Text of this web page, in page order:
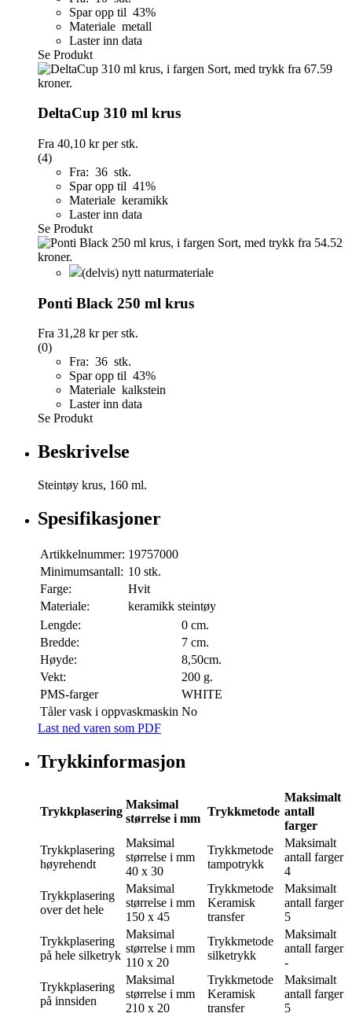
Spar opp til 43%
Materiale metall
Laster inn data
Se Produkt
DeltaCup 310 ml krus
Fra 40,10 krper stk.
(4)
Fra: 36 stk.
Spar opp til 41%
Materiale keramikk
Laster inn data
Se Produkt
(delvis) nytt naturmateriale
Ponti Black 250 ml krus
Fra 31,28 krper stk.
(0)
Fra: 36 stk.
Spar opp til 43%
Materiale kalkstein
Laster inn data
Se Produkt
Beskrivelse
Steintøy krus, 160 ml.
Spesifikasjoner
Artikkelnummer: 19757000
Minimumsantall: 10 stk.
Farge:
Hvit
Materiale:
keramikk steintøy
Lengde:
0 cm.
Bredde:
7 cm.
Høyde:
8,50cm.
Vekt:
200 g.
PMS-farger
WHITE
Tåler vask i oppvaskmaskin No
Last ned varen som PDF
Trykkinformasjon
Trykkplasering
Maksimal
størrelse i mm
Trykkmetode
Maksimalt
antall
farger
Trykkplasering
høyrehendt
Maksimal
størrelse i mm
40 x 30
Trykkmetode
tampotrykk
Maksimalt
antall farger
4
Trykkplasering
over det hele
Maksimal
størrelse i mm
150 x 45
Trykkmetode
Keramisk
transfer
Maksimalt
antall farger
5
Trykkplasering
på hele silketryk
Maksimal
størrelse i mm
110 x 20
Trykkmetode
silketrykk
Maksimalt
antall farger
-
Trykkplasering
på innsiden
Maksimal
størrelse i mm
210 x 20
Trykkmetode
Keramisk
transfer
Maksimalt
antall farger
5